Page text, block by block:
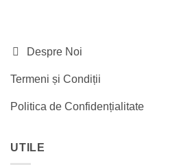
Despre Noi
Termeni și Condiții
Politica de Confidențialitate
UTILE